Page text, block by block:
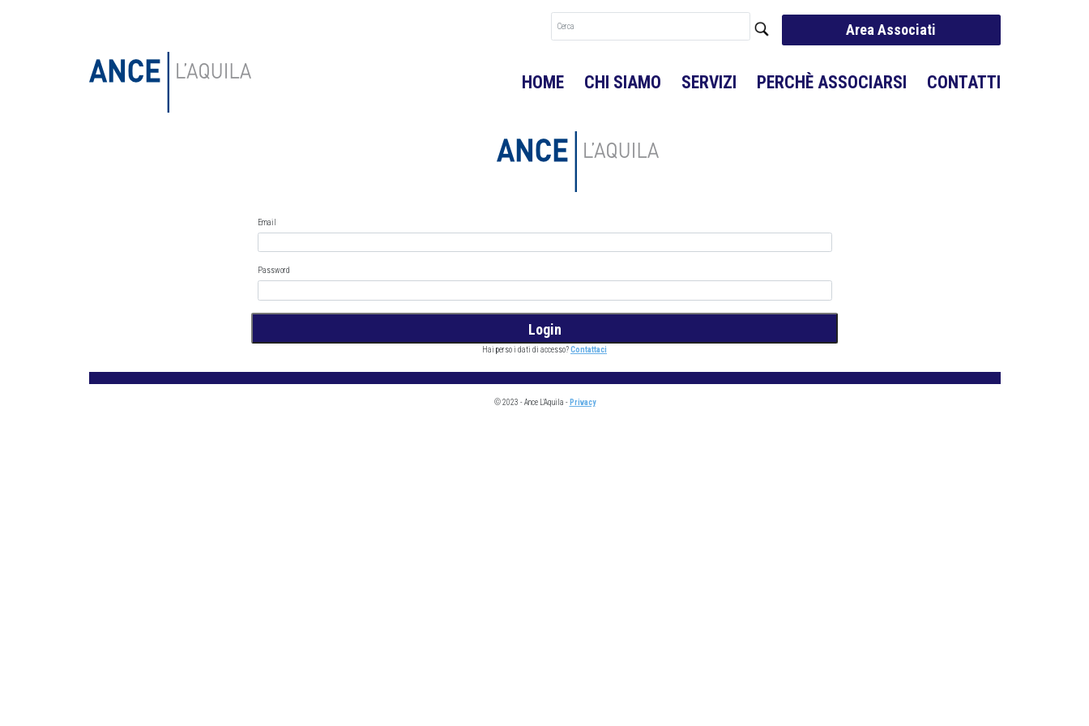
Area Associati
HOME CHI SIAMO SERVIZI PERCHÈ ASSOCIARSI CONTATTI
Email
Password
Hai perso i dati di accesso?Contattaci
© 2023 - Ance L'Aquila - Privacy